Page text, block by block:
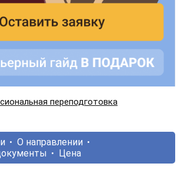
переподготовка
О направлении
Цена